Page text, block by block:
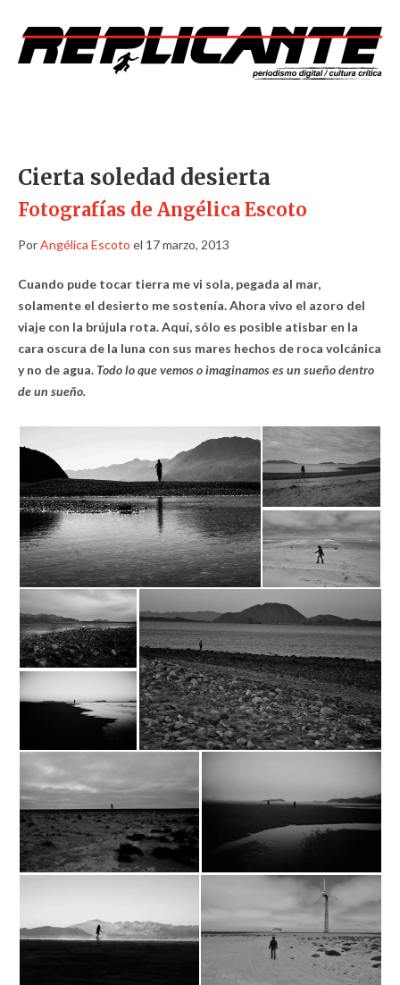
Cierta soledad desierta
Fotografías de Angélica Escoto
PorAngélica Escoto el 17 marzo, 2013
Cuando pude tocar tierra me vi sola, pegada al mar,
solamente el desierto me sostenía. Ahora vivo el azoro del
viaje con la brújula rota. Aquí, sólo es posible atisbar en la
cara oscura de la luna con sus mares hechos de roca volcánica
y no de agua. Todo lo que vemos o imaginamos es un sueño dentro
de un sueño.